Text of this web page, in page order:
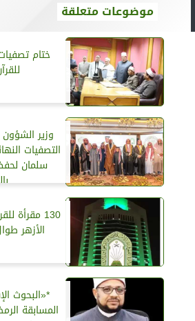
موضوعات متعلقة
ختام
وزير
التصفيات
سلمان
130 مقرأة
الأزهر
*«البحوث
المسابقة